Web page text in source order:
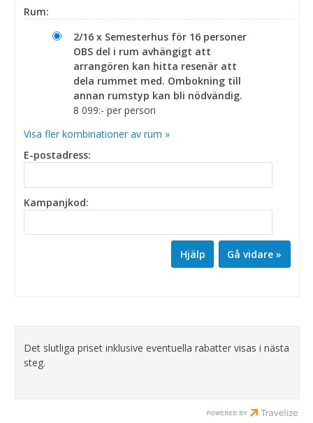
Rum:
2/16 x Semesterhus för 16 personer
OBS del i rum avhängigt att
arrangören kan hitta resenär att
dela rummet med. Ombokning till
annan rumstyp kan bli nödvändig.
8 099:- per person
Visa fler kombinationer av rum »
E-postadress:
Kampanjkod:
Hjälp
Det slutliga priset inklusive eventuella rabatter visas i nästa
steg.